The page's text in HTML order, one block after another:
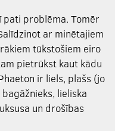
problēma. Tomēr
ar minētajiem
tūkstošiem eiro
pietrūkst kaut kādu
ir liels, plašs (jo
lieliska
un drošības